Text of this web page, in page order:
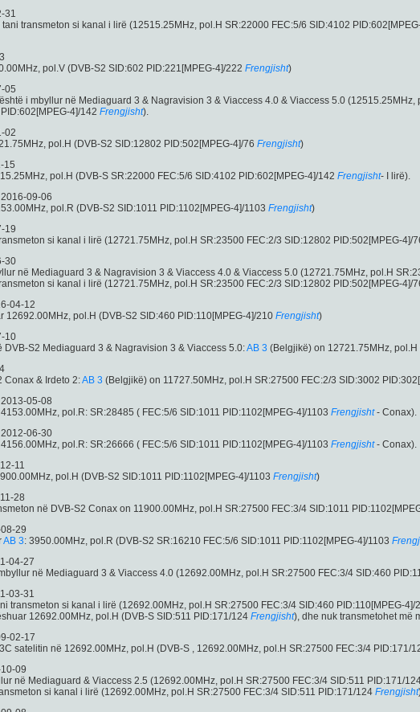
31
transmeton si kanal i lirë (12515.25MHz, pol.H SR:22000 FEC:5/6 SID:4102
pol.V (DVB-S2 SID:602 PID:221[MPEG-4]/222 Frengjisht)
05
i mbyllur në Mediaguard 3 & Nagravision 3 & Viaccess 4.0 & Viaccess 5.0 (12515.25MHz,
4]/142 Frengjisht).
02
pol.H (DVB-S2 SID:12802 PID:502[MPEG-4]/76 Frengjisht)
15
pol.H (DVB-S SR:22000 FEC:5/6 SID:4102 PID:602[MPEG-4]/142 Frengjisht- I lirë).
2016-09-06
pol.R (DVB-S2 SID:1011 PID:1102[MPEG-4]/1103 Frengjisht)
19
si kanal i lirë (12721.75MHz, pol.H SR:23500 FEC:2/3 SID:12802 PID:502[MPEG-4]/
30
në Mediaguard 3 & Nagravision 3 & Viaccess 4.0 & Viaccess 5.0 (12721.75MHz, pol.H
si kanal i lirë (12721.75MHz, pol.H SR:23500 FEC:2/3 SID:12802 PID:502[MPEG-4]/
04-12
12692.00MHz, pol.H (DVB-S2 SID:460 PID:110[MPEG-4]/210 Frengjisht)
10
DVB-S2 Mediaguard 3 & Nagravision 3 & Viaccess 5.0:AB 3 (Belgjikë) on 12721.75MHz,
Conax & Irdeto 2:AB 3 (Belgjikë) on 11727.50MHz, pol.H SR:27500 FEC:2/3 SID:3002
2013-05-08
pol.R: SR:28485 ( FEC:5/6 SID:1011 PID:1102[MPEG-4]/1103 Frengjisht- Conax).
2012-06-30
pol.R: SR:26666 ( FEC:5/6 SID:1011 PID:1102[MPEG-4]/1103 Frengjisht- Conax).
11
pol.H (DVB-S2 SID:1011 PID:1102[MPEG-4]/1103 Frengjisht)
28
në DVB-S2 Conax on 11900.00MHz, pol.H SR:27500 FEC:3/4 SID:1011
29
AB 3: 3950.00MHz, pol.R (DVB-S2 SR:16210 FEC:5/6 SID:1011 PID:1102[MPEG-4]/1103
04-27
në Mediaguard 3 & Viaccess 4.0 (12692.00MHz, pol.H SR:27500 FEC:3/4 SID:460
03-31
transmeton si kanal i lirë (12692.00MHz, pol.H SR:27500 FEC:3/4 SID:460 PID:110[MPEG-4]/
12692.00MHz, pol.H (DVB-S SID:511 PID:171/124 Frengjisht), dhe nuk transmetohet më
02-17
satelitin në 12692.00MHz, pol.H (DVB-S , 12692.00MHz, pol.H SR:27500 FEC:3/4 PID:171/
09
në Mediaguard & Viaccess 2.5 (12692.00MHz, pol.H SR:27500 FEC:3/4 SID:511 PID:171/
si kanal i lirë (12692.00MHz, pol.H SR:27500 FEC:3/4 SID:511 PID:171/124 Frengjisht